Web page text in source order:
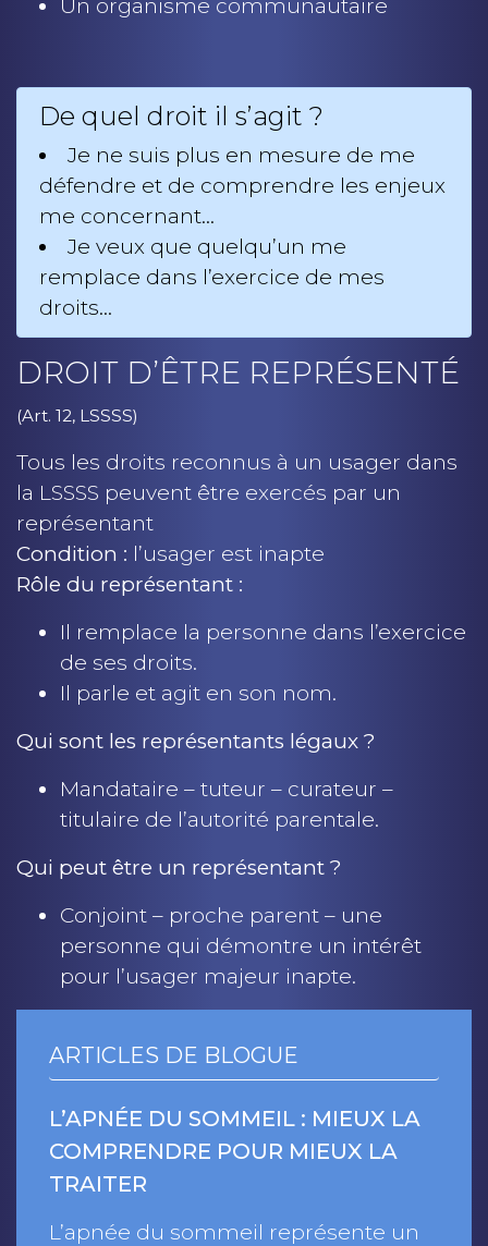
Un organisme communautaire
De quel droit il s’agit ?
Je ne suis plus en mesure de me
défendre et de comprendre les enjeux
me concernant…
Je veux que quelqu’un me
remplace dans l’exercice de mes
droits…
DROIT D’ÊTRE REPRÉSENTÉ
(Art. 12, LSSSS)
Tous les droits reconnus à un usager dans
la LSSSS peuvent être exercés par un
représentant
Condition : l’usager est inapte
Rôle du représentant :
Il remplace la personne dans l’exercice
de ses droits.
Il parle et agit en son nom.
Qui sont les représentants légaux ?
Mandataire – tuteur – curateur –
titulaire de l’autorité parentale.
Qui peut être un représentant ?
Conjoint – proche parent – une
personne qui démontre un intérêt
pour l’usager majeur inapte.
ARTICLES DE BLOGUE
L’APNÉE DU SOMMEIL : MIEUX LA
COMPRENDRE POUR MIEUX LA
TRAITER
L’apnée du sommeil représente un